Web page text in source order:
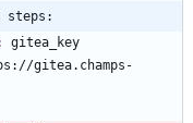
steps:
gitea_key
gitea.champs-